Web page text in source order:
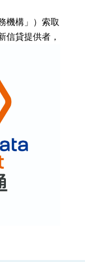
機構」）索取
信貸提供者，